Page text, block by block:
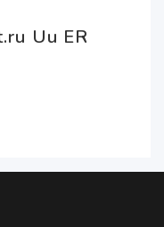
Uu ER